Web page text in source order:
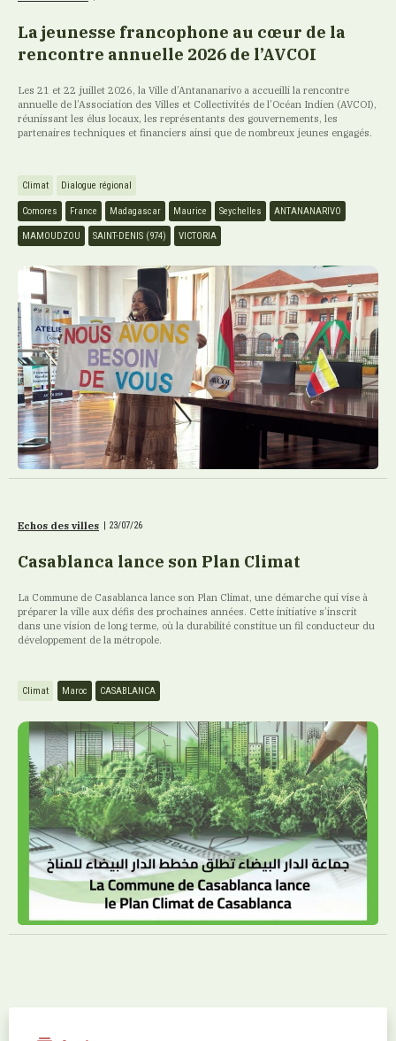
La jeunesse francophone au cœur de la
rencontre annuelle 2026 de l’AVCOI
Les 21 et 22 juillet 2026, la Ville d’Antananarivo a accueilli la rencontre
annuelle de l’Association des Villes et Collectivités de l’Océan Indien (AVCOI),
réunissant les élus locaux, les représentants des gouvernements, les
partenaires techniques et financiers ainsi que de nombreux jeunes engagés.
Climat Dialogue régional
Comores France Madagascar Maurice Seychelles ANTANANARIVO
MAMOUDZOU SAINT-DENIS (974) VICTORIA
Echos des villes | 23/07/26
Casablanca lance son Plan Climat
La Commune de Casablanca lance son Plan Climat, une démarche qui vise à
préparer la ville aux défis des prochaines années. Cette initiative s’inscrit
dans une vision de long terme, où la durabilité constitue un fil conducteur du
développement de la métropole.
Climat Maroc CASABLANCA